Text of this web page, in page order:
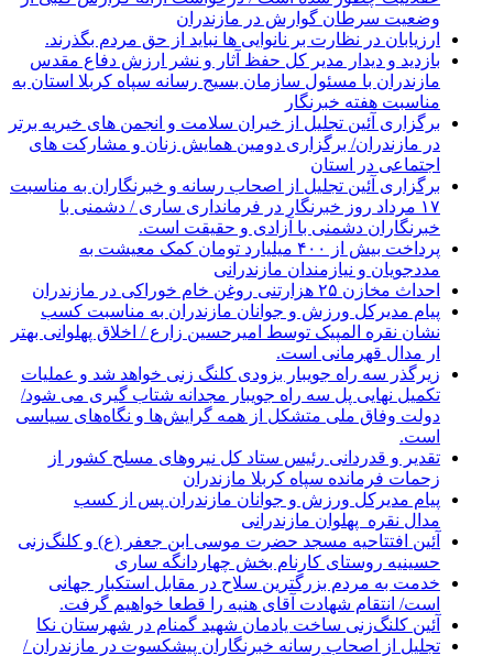
وضعیت سرطان گوارش در مازندران
ارزیابان در نظارت بر نانوایی ها نباید از حق مردم بگذرند.
بازدید و دیدار مدیر کل حفظ آثار و نشر ارزش دفاع مقدس
مازندران با مسئول سازمان بسیج رسانه سپاه کربلا استان به
مناسبت هفته خبرنگار
برگزاری آئین تجلیل از خیران سلامت و انجمن های خیریه برتر
در مازندران/ برگزاری دومین همایش زنان و مشارکت های
اجتماعی در استان
برگزاری آئین تجلیل از اصحاب رسانه و خبرنگاران به مناسبت
۱۷ مرداد روز خبرنگار در فرمانداری ساری / دشمنی با
خبرنگاران دشمنی با آزادی و حقیقت است.
پرداخت بیش از ۴۰۰ میلیارد تومان کمک معیشت به
مددجویان و نیازمندان مازندرانی
احداث مخازن ۲۵ هزارتنی روغن خام خوراکی در مازندران
پیام مدیرکل ورزش و جوانان مازندران به مناسبت کسب
نشان نقره المپیک توسط امیرحسین زارع / اخلاق پهلوانی بهتر
ار مدال قهرمانی است.
زیرگذر سه راه جویبار بزودی کلنگ زنی خواهد شد و عملیات
تکمیل نهایی پل سه راه جویبار مجدانه شتاب گیری می شود/
دولت وفاق ملی متشکل از همه گرایش‌ها و نگاه‌های سیاسی
است.
تقدیر و قدردانی رئیس ستاد کل نیرو‌های مسلح کشور از
زحمات فرمانده سپاه کربلا مازندران
پیام مدیرکل ورزش و جوانان مازندران پس از کسب
مدال نقره پهلوان مازندرانی
آئین افتتاحیه مسجد حضرت موسی ابن جعفر (ع) و کلنگ‌زنی
حسینیه روستای کارنام بخش چهاردانگه ساری
خدمت به مردم بزرگترین سلاح در مقابل استکبار جهانی
است/ انتقام شهادت آقای هنیه را قطعا خواهیم گرفت.
آئین کلنگ‌زنی ساخت یادمان شهید گمنام در شهرستان نکا
تجلیل از اصحاب رسانه خبرنگاران پیشکسوت در مازندران /